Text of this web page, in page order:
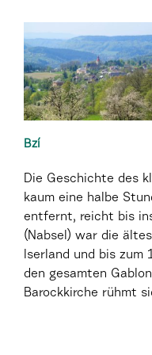
Bzí
Die Geschichte des
kaum eine halbe
entfernt, reicht bis
(Nabsel) war die
Iserland und bis zum
den gesamten
Barockkirche rühmt